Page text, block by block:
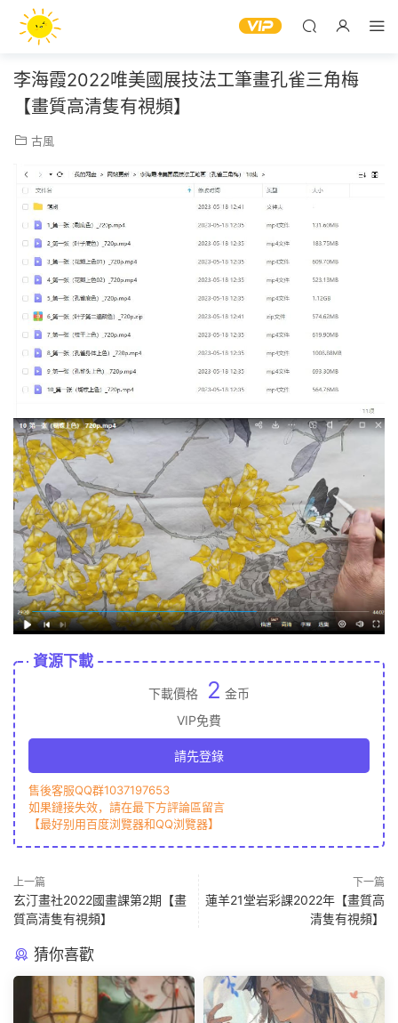
李海霞2022唯美國展技法工筆畫孔雀三角梅
【畫質高清隻有視頻】
古風
資源下載
下載價格 2 金币
VIP免費
請先登錄
售後客服QQ群1037197653
如果鏈接失效，請在最下方評論區留言
【最好别用百度浏覽器和QQ浏覽器】
上一篇
玄汀畫社2022國畫課第2期【畫
質高清隻有視頻】
下一篇
蓮羊21堂岩彩課2022年【畫質高
清隻有視頻】
猜你喜歡